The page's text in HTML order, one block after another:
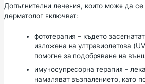
Допълнителни лечения, които може да се
дерматолог включват:
фототерапия – където
изложена на ултравиолетова
помогне за подобряване на
имуносупресорна терапия –
намаляват възпалението, като